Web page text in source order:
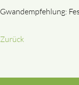
Gwandempfehlung:
Zurück